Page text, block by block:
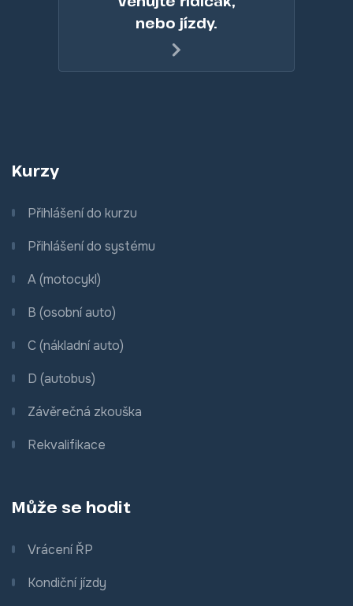
nebo jízdy.
Kurzy
Přihlášení do kurzu
Přihlášení do systému
A (motocykl)
B (osobní auto)
C (nákladní auto)
D (autobus)
Závěrečná zkouška
Rekvalifikace
Může se hodit
Vrácení ŘP
Kondiční jízdy